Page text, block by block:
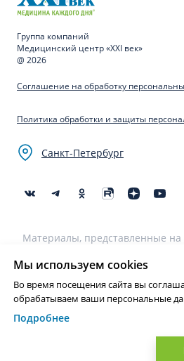
Группа компаний
Медицинский центр «XXI век»
@ 2026
Соглашение на обработку
Политика обработки и защиты
Санкт-Петербург
Материалы, представленные
использованы для постановки
лечения и не являются
Необходима
Нашли ошибку? Выделите текст и
Мы используем cookies
Во время посещения сайта вы
обрабатываем ваши персональные
Подробнее